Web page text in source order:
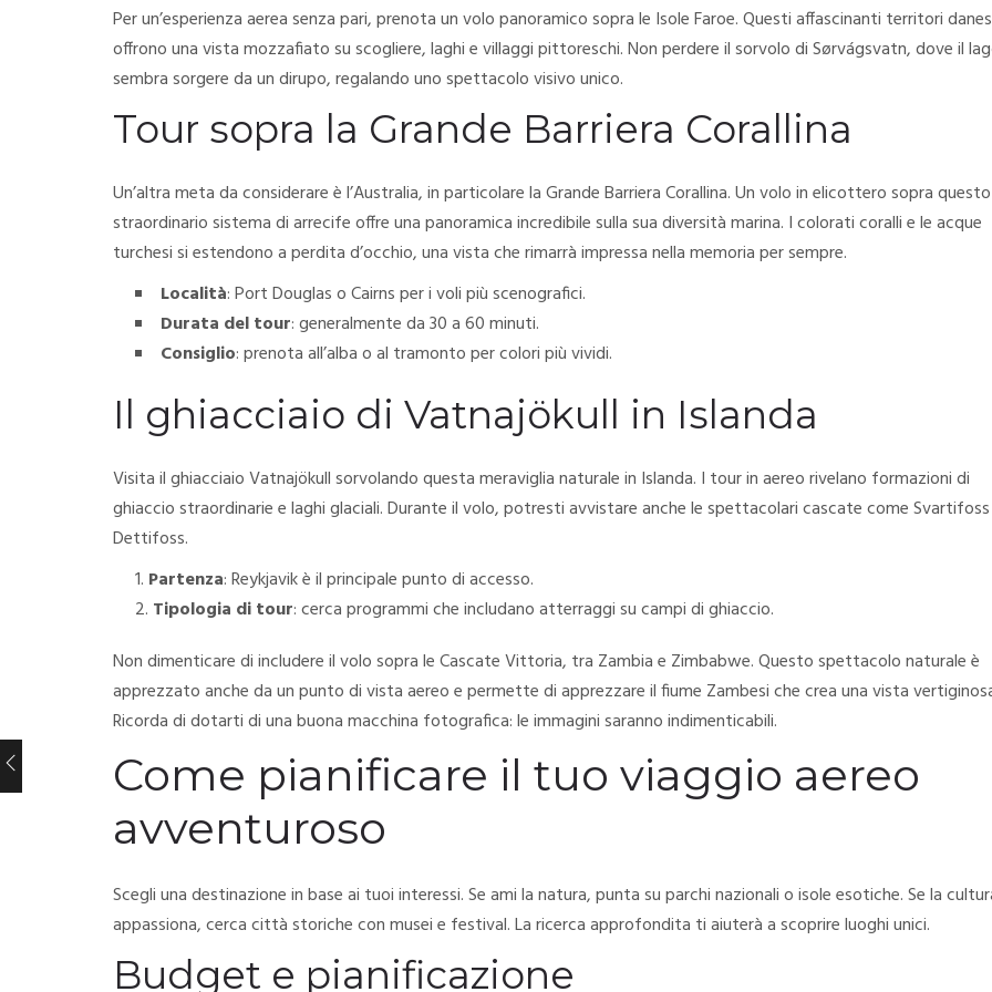
Per un’esperienza aerea senza pari, prenota un volo panoramico sopra le Isole Faroe. Questi affascinanti territori
offrono una vista mozzafiato su scogliere, laghi e villaggi pittoreschi. Non perdere il sorvolo di Sørvágsvatn, dove il
sembra sorgere da un dirupo, regalando uno spettacolo visivo unico.
Tour sopra la Grande Barriera Corallina
Un’altra meta da considerare è l’Australia, in particolare la Grande Barriera Corallina. Un volo in elicottero sopra questo
straordinario sistema di arrecife offre una panoramica incredibile sulla sua diversità marina. I colorati coralli e le acque
turchesi si estendono a perdita d’occhio, una vista che rimarrà impressa nella memoria per sempre.
Località: Port Douglas o Cairns per i voli più scenografici.
Durata del tour: generalmente da 30 a 60 minuti.
Consiglio: prenota all’alba o al tramonto per colori più vividi.
Il ghiacciaio di Vatnajökull in Islanda
Visita il ghiacciaio Vatnajökull sorvolando questa meraviglia naturale in Islanda. I tour in aereo rivelano formazioni di
ghiaccio straordinarie e laghi glaciali. Durante il volo, potresti avvistare anche le spettacolari cascate come
Dettifoss.
Partenza: Reykjavik è il principale punto di accesso.
Tipologia di tour: cerca programmi che includano atterraggi su campi di ghiaccio.
Non dimenticare di includere il volo sopra le Cascate Vittoria, tra Zambia e Zimbabwe. Questo spettacolo naturale è
apprezzato anche da un punto di vista aereo e permette di apprezzare il fiume Zambesi che crea una vista
Ricorda di dotarti di una buona macchina fotografica: le immagini saranno indimenticabili.
Come pianificare il tuo viaggio aereo
avventuroso
Scegli una destinazione in base ai tuoi interessi. Se ami la natura, punta su parchi nazionali o isole esotiche. Se la
appassiona, cerca città storiche con musei e festival. La ricerca approfondita ti aiuterà a scoprire luoghi unici.
Budget e pianificazione